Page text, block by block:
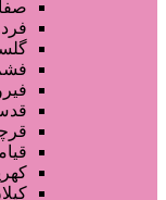
صفحه اصلی